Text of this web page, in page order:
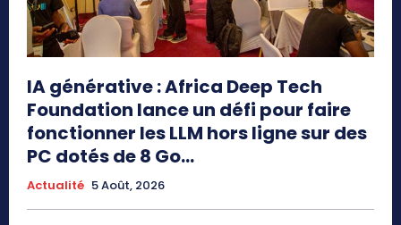
IA générative : Africa Deep Tech
Foundation lance un défi pour faire
fonctionner les LLM hors ligne sur des
PC dotés de 8 Go...
Actualité 5 Août, 2026